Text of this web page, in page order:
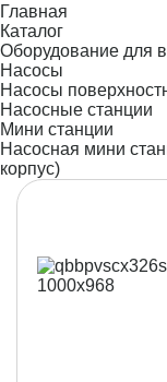
Главная
Каталог
Оборудование для
Насосы
Насосы
Насосные станции
Мини станции
Насосная мини
корпус)